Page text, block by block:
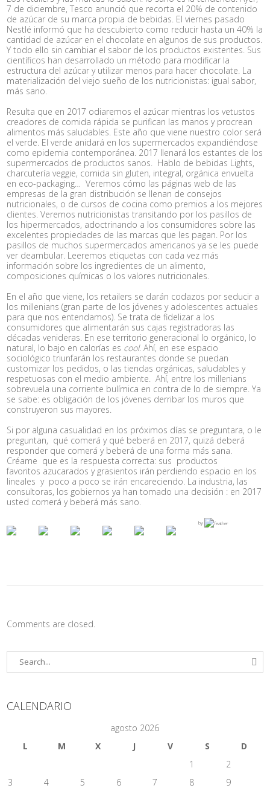
7 de diciembre, Tesco anunció que recorta el 20% de contenido
de azúcar de su marca propia de bebidas. El viernes pasado
Nestlé informó que ha descubierto como reducir hasta un 40% la
cantidad de azúcar en el chocolate en algunos de sus productos.
Y todo ello sin cambiar el sabor de los productos existentes. Sus
científicos han desarrollado un método para modificar la
estructura del azúcar y utilizar menos para hacer chocolate. La
materialización del viejo sueño de los nutricionistas: igual sabor,
más sano.
Resulta que en 2017 odiaremos el azúcar mientras los vetustos
creadores de comida rápida se purifican las manos y procrean
alimentos más saludables. Este año que viene nuestro color será
el verde. El verde anidará en los supermercados expandiéndose
como epidemia contemporánea. 2017 llenará los estantes de los
supermercados de productos sanos. Hablo de bebidas Lights,
charcutería veggie, comida sin gluten, integral, orgánica envuelta
en eco-packaging… Veremos cómo las páginas web de las
empresas de la gran distribución se llenan de consejos
nutricionales, o de cursos de cocina como premios a los mejores
clientes. Veremos nutricionistas transitando por los pasillos de
los hipermercados, adoctrinando a los consumidores sobre las
excelentes propiedades de las marcas que les pagan. Por los
pasillos de muchos supermercados americanos ya se les puede
ver deambular. Leeremos etiquetas con cada vez más
información sobre los ingredientes de un alimento,
composiciones químicas o los valores nutricionales.
En el año que viene, los retailers se darán codazos por seducir a
los millenians (gran parte de los jóvenes y adolescentes actuales
para que nos entendamos). Se trata de fidelizar a los
consumidores que alimentarán sus cajas registradoras las
décadas venideras. En ese territorio generacional lo orgánico, lo
natural, lo bajo en calorías es cool. Ahí, en ese espacio
sociológico triunfarán los restaurantes donde se puedan
customizar los pedidos, o las tiendas orgánicas, saludables y
respetuosas con el medio ambiente. Ahí, entre los millenians
sobrevuela una corriente bulímica en contra de lo de siempre. Ya
se sabe: es obligación de los jóvenes derribar los muros que
construyeron sus mayores.
Si por alguna casualidad en los próximos días se preguntara, o le
preguntan, qué comerá y qué beberá en 2017, quizá deberá
responder que comerá y beberá de una forma más sana.
Créame que es la respuesta correcta: sus productos
favoritos azucarados y grasientos irán perdiendo espacio en los
lineales y poco a poco se irán encareciendo. La industria, las
consultoras, los gobiernos ya han tomado una decisión : en 2017
usted comerá y beberá más sano.
by
Comments are closed.
CALENDARIO
agosto 2026
L
M X J V S
D
1
2
3
4 5 6 7 8 9